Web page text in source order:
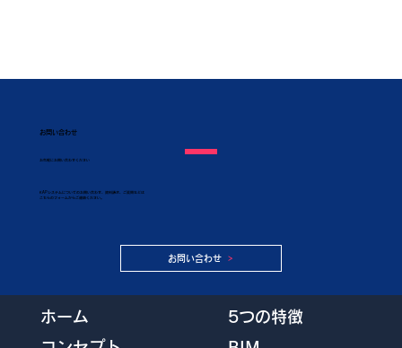
お問い合わせ
​お気軽にお問い合わせください
お問い合わせ
KAPシステムについてのお問い合わせ、資料請求、ご質問などは
こちらのフォームからご連絡ください。
ホーム
5つの特徴